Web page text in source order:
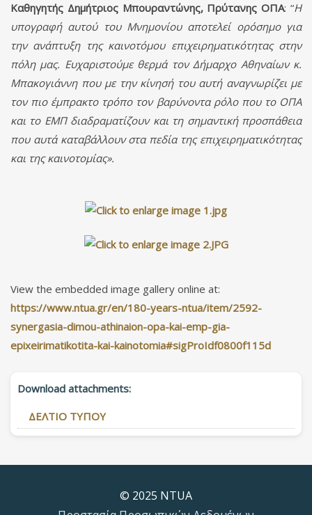
Καθηγητής Δημήτριος Μπουραντώνης, Πρύτανης ΟΠΑ: “Η
υπογραφή αυτού του Μνημονίου αποτελεί ορόσημο για
την ανάπτυξη της καινοτόμου επιχειρηματικότητας στην
πόλη μας. Ευχαριστούμε θερμά τον Δήμαρχο Αθηναίων κ.
Μπακογιάννη που με την κίνησή του αυτή αναγνωρίζει με
τον πιο έμπρακτο τρόπο τον βαρύνοντα ρόλο που το ΟΠΑ
και το ΕΜΠ διαδραματίζουν και τη σημαντική προσπάθεια
που αυτά καταβάλλουν στα πεδία της επιχειρηματικότητας
και της καινοτομίας».
View the embedded image gallery online at:
https://www.ntua.gr/en/180-years-ntua/item/2592-
synergasia-dimou-athinaion-opa-kai-emp-gia-
epixeirimatikotita-kai-kainotomia#sigProIdf0800f115d
Download attachments:
ΔΕΛΤΙΟ ΤΥΠΟΥ
© 2025 NTUA